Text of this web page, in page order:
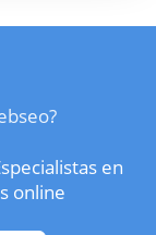
en
online